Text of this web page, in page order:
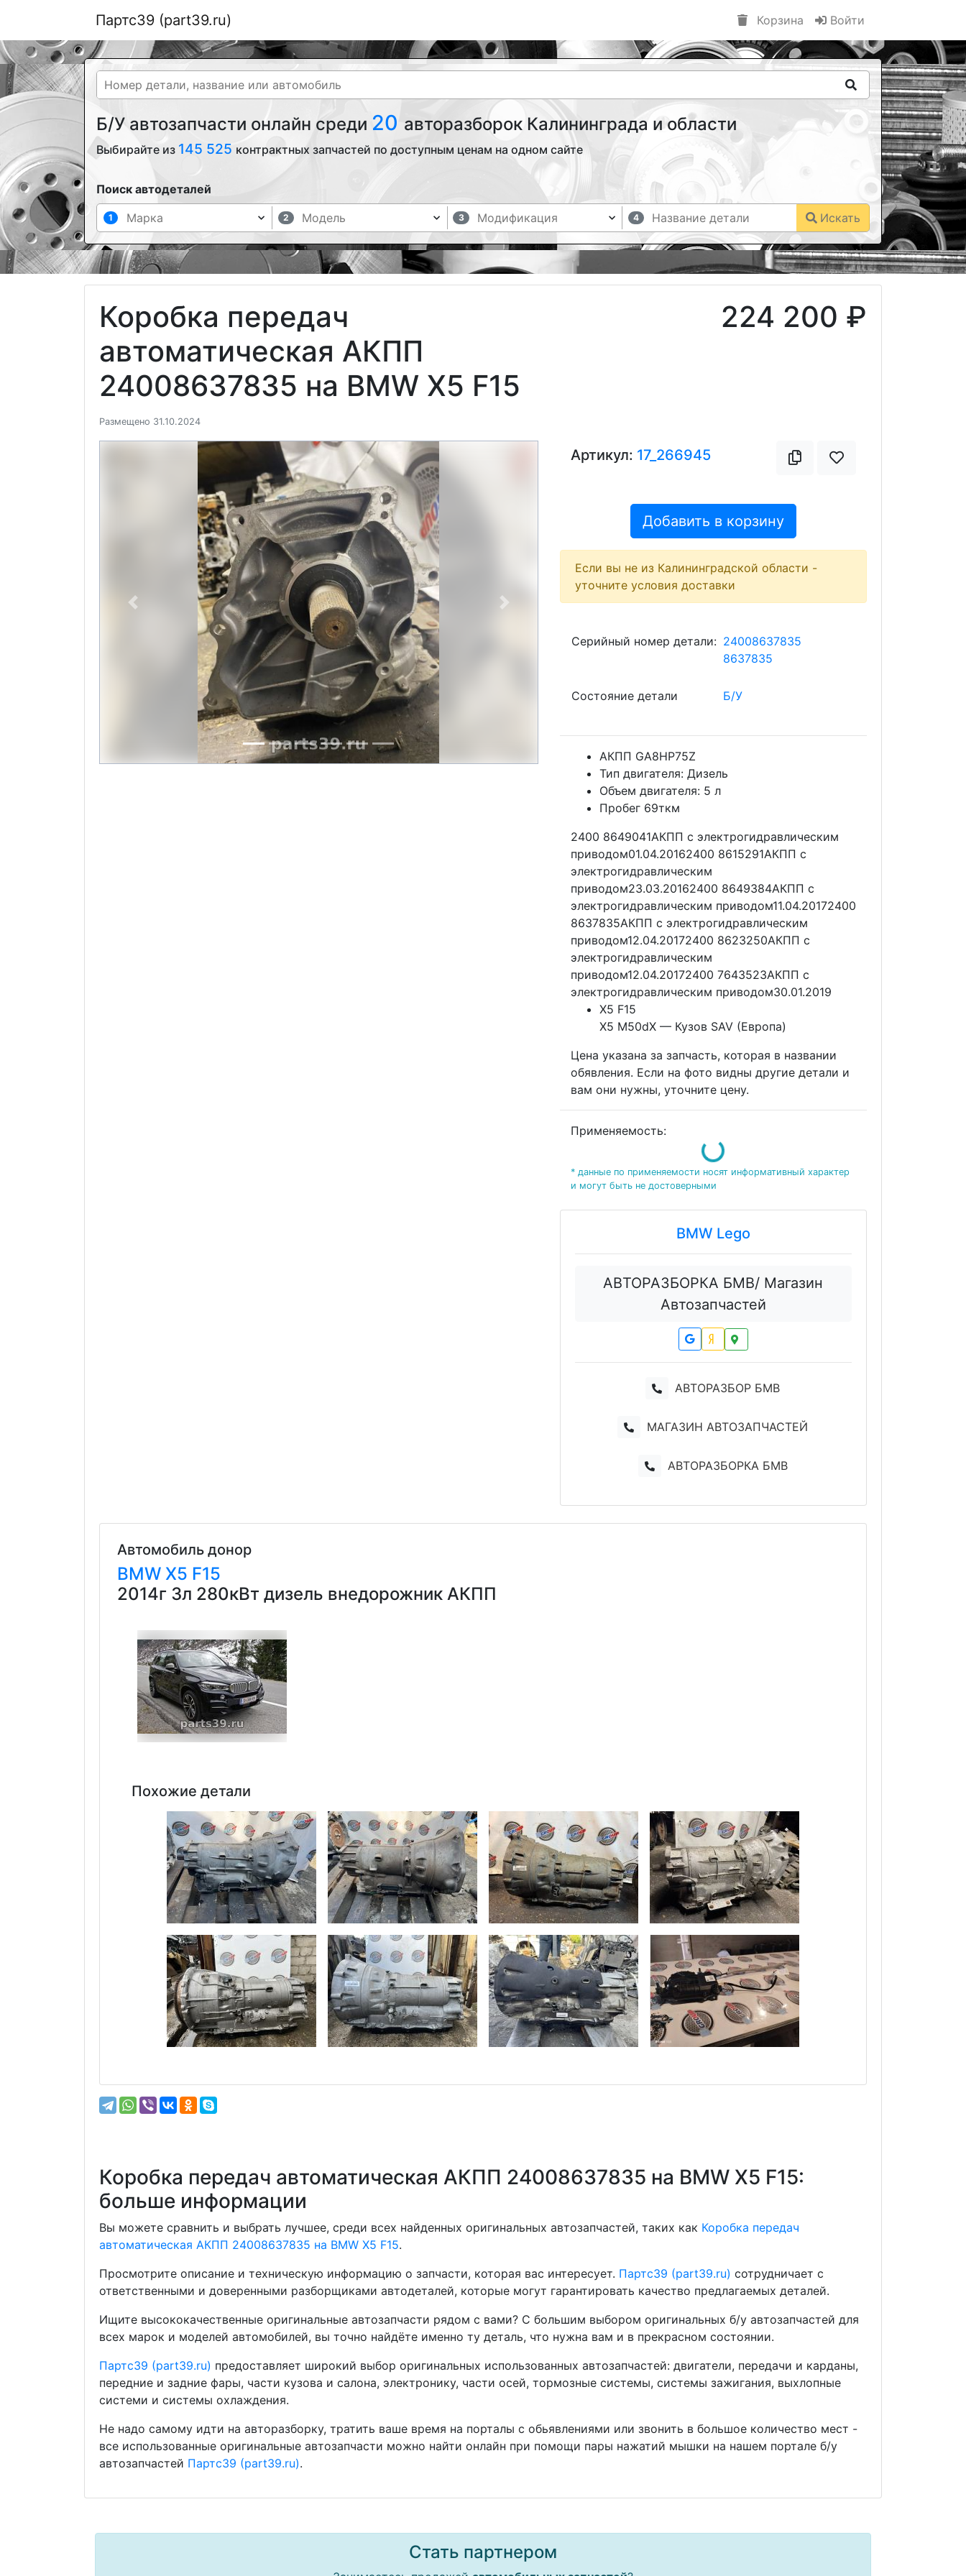
Партс39 (part39.ru) Корзина Войти
Б/У автозапчасти онлайн среди 20 авторазборок Калининграда и области
Выбирайте из 145 525 контрактных запчастей по доступным ценам на одном сайте
Поиск автодеталей
1 2 3 4 Искать
Коробка передач
автоматическая АКПП
24008637835 на BMW X5 F15
Размещено 31.10.2024
224 200 ₽
Previous
Артикул: 17_266945
Добавить в корзину
Если вы не из Калининградской области -
уточните условия доставки
Серийный номер детали: 24008637835
8637835
Состояние детали Б/У
АКПП GA8HP75Z
Тип двигателя: Дизель
Объем двигателя: 5 л
Пробег 69ткм
2400 8649041АКПП с электрогидравлическим
приводом01.04.20162400 8615291АКПП с
электрогидравлическим
приводом23.03.20162400 8649384АКПП с
электрогидравлическим приводом11.04.20172400
8637835АКПП с электрогидравлическим
приводом12.04.20172400 8623250АКПП с
электрогидравлическим
приводом12.04.20172400 7643523АКПП с
электрогидравлическим приводом30.01.2019
X5 F15
X5 M50dX — Кузов SAV (Европа)
Цена указана за запчасть, которая в названии
обявления. Если на фото видны другие детали и
вам они нужны, уточните цену.
Применяемость:
Loading...
* данные по применяемости носят информативный характер
и могут быть не достоверными
BMW Lego
АВТОРАЗБОРКА БМВ/ Магазин
Автозапчастей
АВТОРАЗБОР БМВ
МАГАЗИН АВТОЗАПЧАСТЕЙ
АВТОРАЗБОРКА БМВ
Автомобиль донор
BMW X5 F15
2014г 3л 280кВт дизель внедорожник АКПП
Похожие детали
Коробка передач автоматическая АКПП 24008637835 на BMW X5 F15:
больше информации
Вы можете сравнить и выбрать лучшее, среди всех найденных оригинальных автозапчастей, таких как Коробка передач
автоматическая АКПП 24008637835 на BMW X5 F15.
Просмотрите описание и техническую информацию о запчасти, которая вас интересует. Партс39 (part39.ru) сотрудничает с
ответственными и доверенными разборщиками автодеталей, которые могут гарантировать качество предлагаемых деталей.
Ищите высококачественные оригинальные автозапчасти рядом с вами? С большим выбором оригинальных б/у автозапчастей для
всех марок и моделей автомобилей, вы точно найдёте именно ту деталь, что нужна вам и в прекрасном состоянии.
Партс39 (part39.ru) предоставляет широкий выбор оригинальных использованных автозапчастей: двигатели, передачи и карданы,
передние и задние фары, части кузова и салона, электронику, части осей, тормозные системы, системы зажигания, выхлопные
системи и системы охлаждения.
Не надо самому идти на авторазборку, тратить ваше время на порталы с обьявлениями или звонить в большое количество мест -
все использованные оригинальные автозапчасти можно найти онлайн при помощи пары нажатий мышки на нашем портале б/у
автозапчастей Партс39 (part39.ru).
Стать партнером